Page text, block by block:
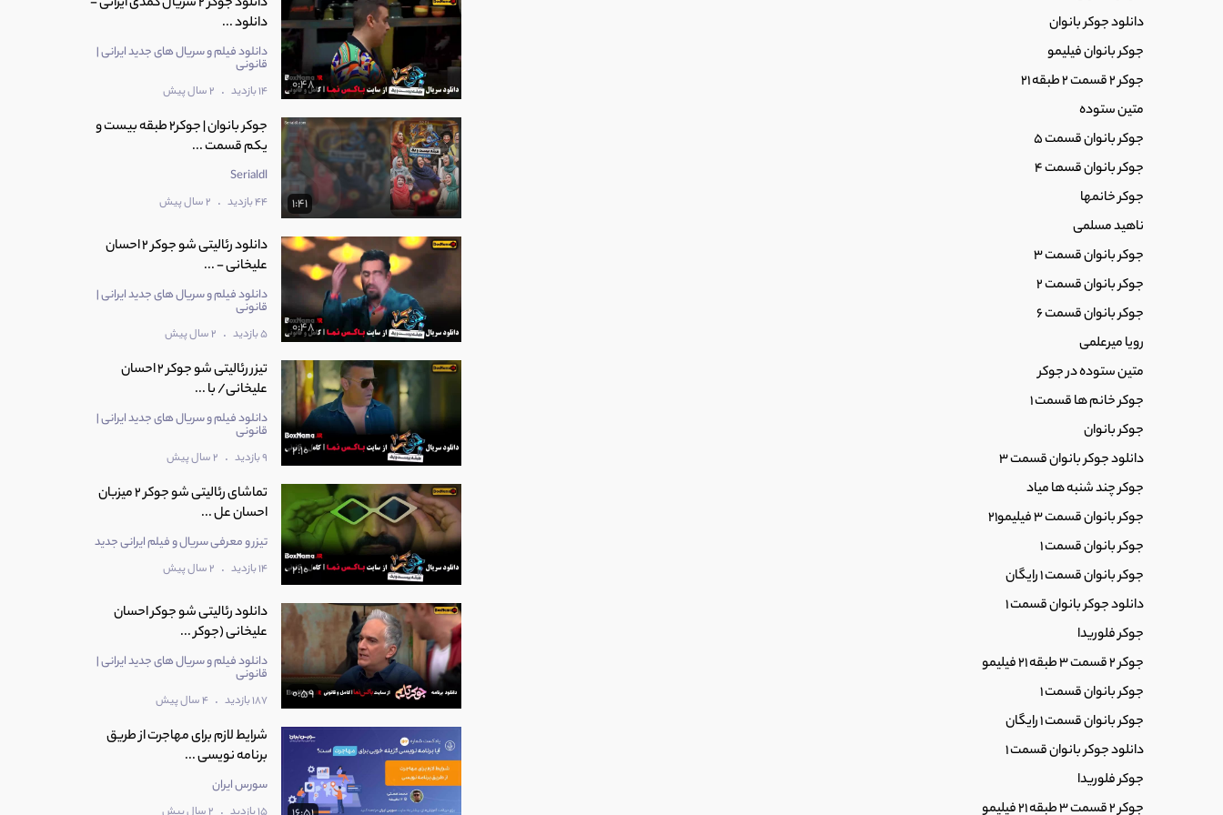
دانلود جوکر بانوان
جوکر بانوان فیلیمو
جوکر 2 قسمت 2 طبقه 21
متین ستوده
جوکر بانوان قسمت 5
جوکر بانوان قسمت 4
جوکر خانمها
ناهید مسلمی
جوکر بانوان قسمت 3
جوکر بانوان قسمت 2
جوکر بانوان قسمت 6
رویا میرعلمی
متین ستوده در جوکر
جوکر خانم ها قسمت 1
جوکر بانوان
دانلود جوکر بانوان قسمت 3
جوکر چند شنبه ها میاد
جوکر بانوان قسمت 3 فیلیمو21
جوکر بانوان قسمت 1
جوکر بانوان قسمت 1 رایگان
دانلود جوکر بانوان قسمت 1
جوکر فلوریدا
جوکر 2 قسمت 3 طبقه 21 فیلیمو
جوکر بانوان قسمت 1
جوکر بانوان قسمت 1 رایگان
دانلود جوکر بانوان قسمت 1
جوکر فلوریدا
جوکر 2 قسمت 3 طبقه 21 فیلیمو
0:48
دانلود ...
دانلود فیلم و سریال های جدید ایرانی |
قانونی
14 بازدید . 2 سال پیش
1:41
جوکر بانوان | جوکر2 طبقه بیست و
یکم قسمت ...
Serialdl
44 بازدید . 2 سال پیش
0:48
دانلود رئالیتی شو جوکر 2 احسان
علیخانی - ...
دانلود فیلم و سریال های جدید ایرانی |
قانونی
5 بازدید . 2 سال پیش
2:10
تیزر رئالیتی شو جوکر 2 احسان
علیخانی/ با ...
دانلود فیلم و سریال های جدید ایرانی |
قانونی
9 بازدید . 2 سال پیش
2:10
تماشای رئالیتی شو جوکر 2 میزبان
احسان عل ...
تیزر و معرفی سریال و فیلم ایرانی جدید
14 بازدید . 2 سال پیش
0:59
دانلود رئالیتی شو جوکر احسان
علیخانی (جوکر ...
دانلود فیلم و سریال های جدید ایرانی |
قانونی
187 بازدید . 4 سال پیش
شرایط لازم برای مهاجرت از طریق
برنامه نویسی ...
سورس ایران